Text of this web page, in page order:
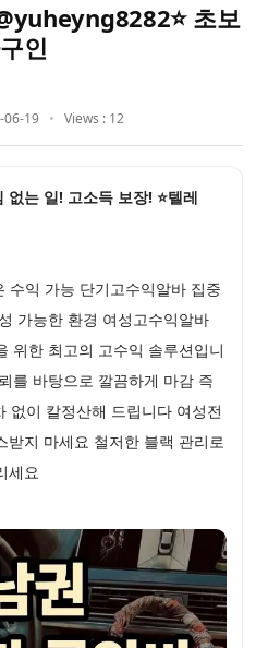
초보
인
06-19 Views : 12
는 일! 고소득 보장! ⭐텔레
수익 가능 단기고수익알바 집중
가능한 환경 여성고수익알바
위한 최고의 고수익 솔루션입니
를 바탕으로 깔끔하게 마감 즉
없이 칼정산해 드립니다 여성전
받지 마세요 철저한 블랙 관리로
세요